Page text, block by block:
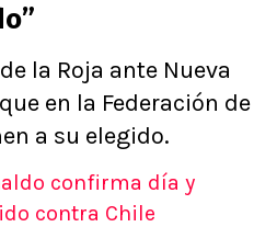
la Roja ante Nueva
en la Federación de
a su elegido.
confirma día y
contra Chile